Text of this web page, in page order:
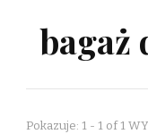
bagaż
Pokazuje: 1 - 1 of 1